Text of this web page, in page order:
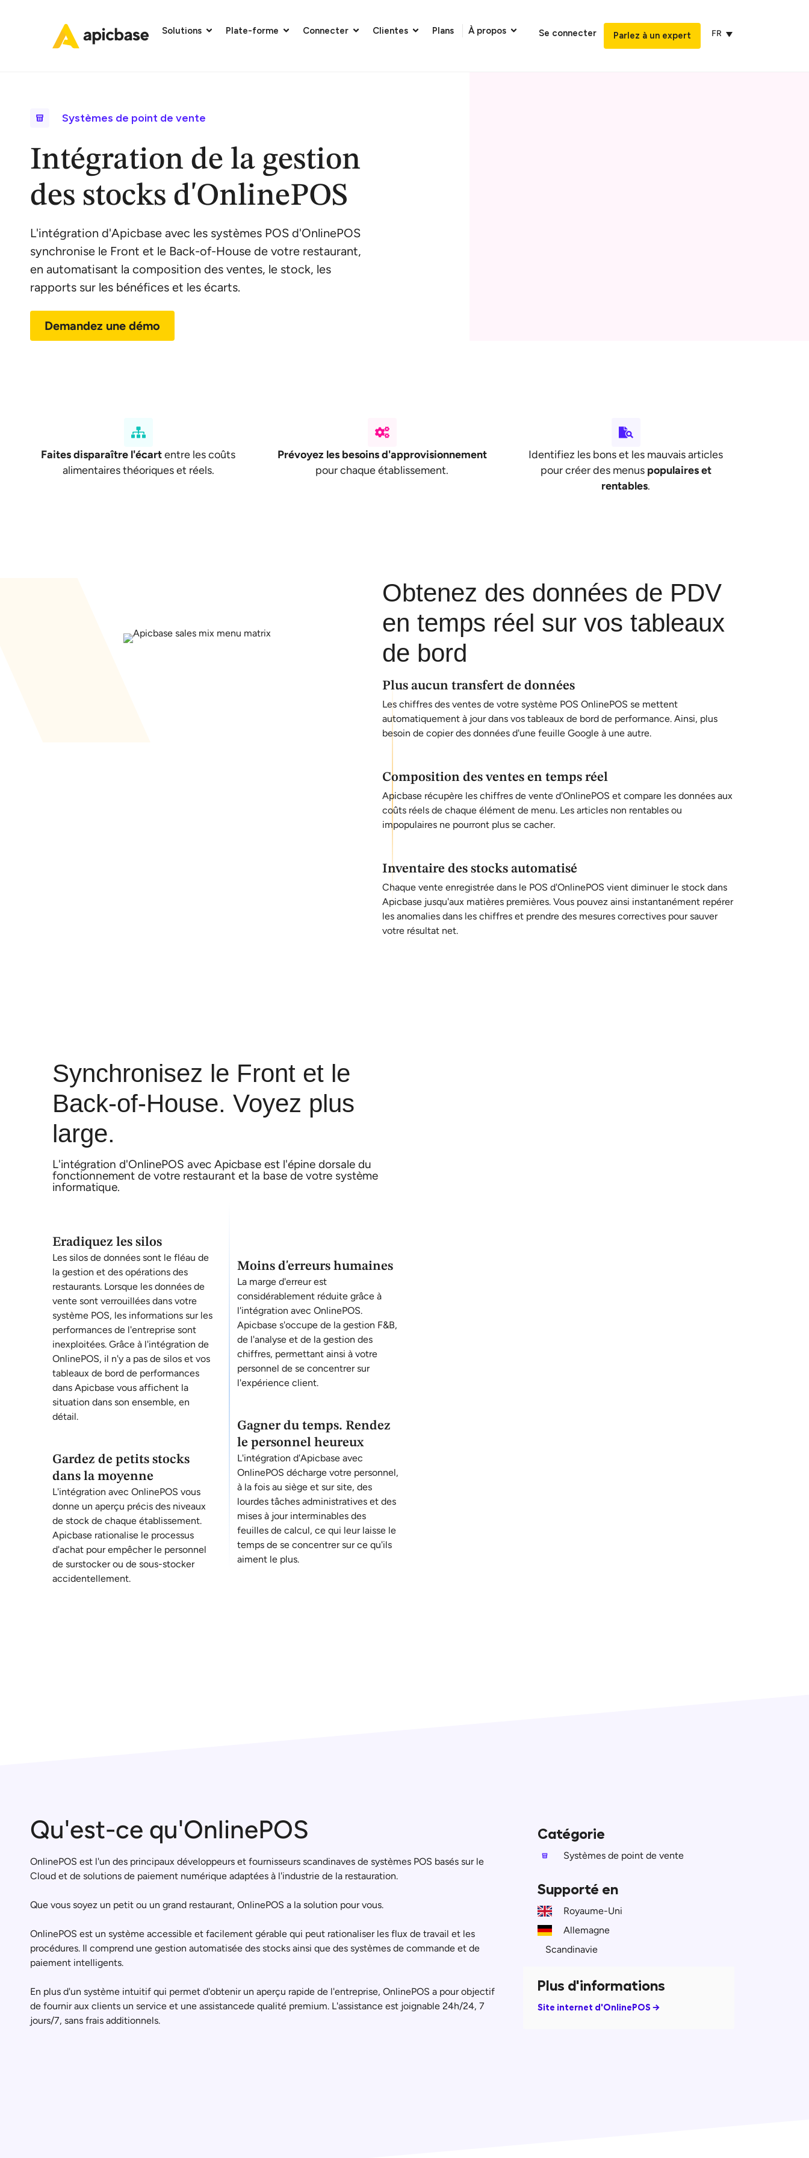
Solutions Plate-forme Connecter Clientes Plans À propos Se connecter Parlez à un expert FR
Systèmes de point de vente
Intégration de la gestion
des stocks d'OnlinePOS
L'intégration d'Apicbase avec les systèmes POS d'OnlinePOS
synchronise le Front et le Back-of-House de votre restaurant,
en automatisant la composition des ventes, le stock, les
rapports sur les bénéfices et les écarts.
Demandez une démo
Faites disparaître l'écartentre les coûts
alimentaires théoriques et réels.
Prévoyez les besoins d'approvisionnement
pour chaque établissement.
Identifiez les bons et les mauvais articles
pour créer des menus populaires et
rentables.
Obtenez des données de PDV
en temps réel sur vos tableaux
de bord
Plus aucun transfert de données
Les chiffres des ventes de votre système POS OnlinePOS se mettent
automatiquement à jour dans vos tableaux de bord de performance. Ainsi, plus
besoin de copier des données d'une feuille Google à une autre.
Composition des ventes en temps réel
Apicbase récupère les chiffres de vente d'OnlinePOS et compare les données aux
coûts réels de chaque élément de menu. Les articles non rentables ou
impopulaires ne pourront plus se cacher.
Inventaire des stocks automatisé
Chaque vente enregistrée dans le POS d'OnlinePOS vient diminuer le stock dans
Apicbase jusqu'aux matières premières. Vous pouvez ainsi instantanément repérer
les anomalies dans les chiffres et prendre des mesures correctives pour sauver
votre résultat net.
Synchronisez le Front et le
Back-of-House. Voyez plus
large.
L'intégration d'OnlinePOS avec Apicbase est l'épine dorsale du
fonctionnement de votre restaurant et la base de votre système
informatique.
Eradiquez les silos
Les silos de données sont le fléau de
la gestion et des opérations des
restaurants. Lorsque les données de
vente sont verrouillées dans votre
système POS, les informations sur les
performances de l'entreprise sont
inexploitées. Grâce à l'intégration de
OnlinePOS, il n'y a pas de silos et vos
tableaux de bord de performances
dans Apicbase vous affichent la
situation dans son ensemble, en
détail.
Gardez de petits stocks
dans la moyenne
L'intégration avec OnlinePOS vous
donne un aperçu précis des niveaux
de stock de chaque établissement.
Apicbase rationalise le processus
d'achat pour empêcher le personnel
de surstocker ou de sous-stocker
accidentellement.
Moins d'erreurs humaines
La marge d'erreur est
considérablement réduite grâce à
l'intégration avec OnlinePOS.
Apicbase s'occupe de la gestion F&B,
de l'analyse et de la gestion des
chiffres, permettant ainsi à votre
personnel de se concentrer sur
l'expérience client.
Gagner du temps. Rendez
le personnel heureux
L'intégration d'Apicbase avec
OnlinePOS décharge votre personnel,
à la fois au siège et sur site, des
lourdes tâches administratives et des
mises à jour interminables des
feuilles de calcul, ce qui leur laisse le
temps de se concentrer sur ce qu'ils
aiment le plus.
Qu'est-ce qu'OnlinePOS
OnlinePOS est l'un des principaux développeurs et fournisseurs scandinaves de systèmes POS basés sur le
Cloud et de solutions de paiement numérique adaptées à l'industrie de la restauration.
Que vous soyez un petit ou un grand restaurant, OnlinePOS a la solution pour vous.
OnlinePOS est un système accessible et facilement gérable qui peut rationaliser les flux de travail et les
procédures. Il comprend une gestion automatisée des stocks ainsi que des systèmes de commande et de
paiement intelligents.
En plus d'un système intuitif qui permet d'obtenir un aperçu rapide de l'entreprise, OnlinePOS a pour objectif
de fournir aux clients un service et une assistancede qualité premium. L'assistance est joignable 24h/24, 7
jours/7, sans frais additionnels.
Catégorie
Systèmes de point de vente
Supporté en
Royaume-Uni
Allemagne
Scandinavie
Plus d'informations
Site internet d'OnlinePOS →